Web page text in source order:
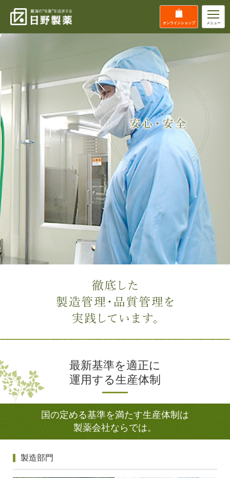
オンラインショップ メニュー
最新基準を適正に
運用する生産体制
国の定める基準を満たす生産体制は
製薬会社ならでは。
製造部門